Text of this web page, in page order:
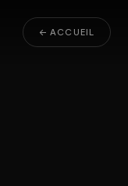
← ACCUEIL